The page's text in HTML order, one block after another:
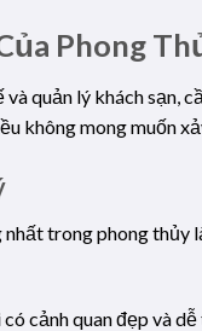
Phong
quản lý khách sạn,
không mong muốn
trong phong thủy
cảnh quan đẹp và